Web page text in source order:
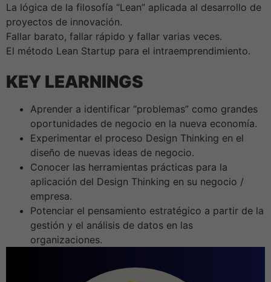
La lógica de la filosofía “Lean” aplicada al desarrollo de
proyectos de innovación.
Fallar barato, fallar rápido y fallar varias veces.
El método Lean Startup para el intraemprendimiento.
KEY LEARNINGS
Aprender a identificar “problemas” como grandes
oportunidades de negocio en la nueva economía.
Experimentar el proceso Design Thinking en el
diseño de nuevas ideas de negocio.
Conocer las herramientas prácticas para la
aplicación del Design Thinking en su negocio /
empresa.
Potenciar el pensamiento estratégico a partir de la
gestión y el análisis de datos en las
organizaciones.